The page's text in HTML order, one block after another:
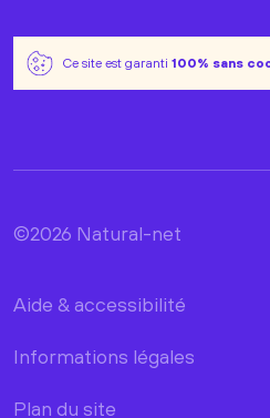
Ce site est garanti 100% sans
©2026 Natural-net
Aide & accessibilité
Informations légales
Plan du site